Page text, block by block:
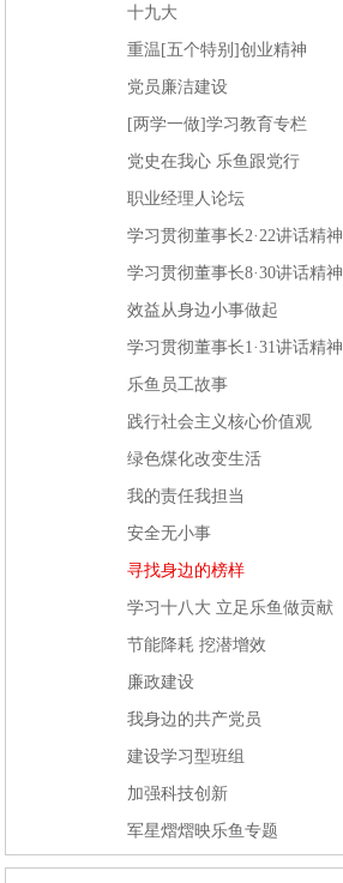
十九大
重温[五个特别]创业精神
党员廉洁建设
[两学一做]学习教育专栏
党史在我心 乐鱼跟党行
职业经理人论坛
学习贯彻董事长2·22讲话精神
学习贯彻董事长8·30讲话精神
效益从身边小事做起
学习贯彻董事长1·31讲话精神
乐鱼员工故事
践行社会主义核心价值观
绿色煤化改变生活
我的责任我担当
安全无小事
寻找身边的榜样
学习十八大 立足乐鱼做贡献
节能降耗 挖潜增效
廉政建设
我身边的共产党员
建设学习型班组
加强科技创新
军星熠熠映乐鱼专题